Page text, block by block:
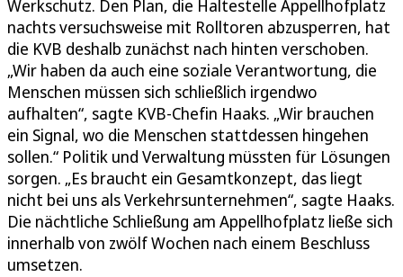
Werkschutz. Den Plan, die Haltestelle Appellhofplatz
nachts versuchsweise mit Rolltoren abzusperren, hat
die KVB deshalb zunächst nach hinten verschoben.
„Wir haben da auch eine soziale Verantwortung, die
Menschen müssen sich schließlich irgendwo
aufhalten“, sagte KVB-Chefin Haaks. „Wir brauchen
ein Signal, wo die Menschen stattdessen hingehen
sollen.“ Politik und Verwaltung müssten für Lösungen
sorgen. „Es braucht ein Gesamtkonzept, das liegt
nicht bei uns als Verkehrsunternehmen“, sagte Haaks.
Die nächtliche Schließung am Appellhofplatz ließe sich
innerhalb von zwölf Wochen nach einem Beschluss
umsetzen.